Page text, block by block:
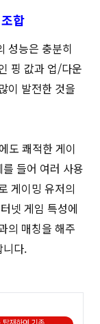
합
성능은 충분히
핑 값과 업/다운
이 발전한 것을
도 쾌적한 게이
들어 여러 사용
게이밍 유저의
넷 게임 특성에
의 매칭을 해주
니다.